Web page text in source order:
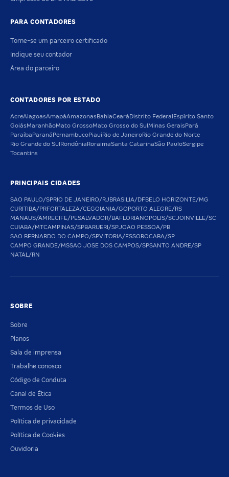
PARA CONTADORES
Torne-se um parceiro certificado
Indique seu contador
Área do parceiro
CONTADORES POR ESTADO
AcreAlagoasAmapáAmazonas BahiaCeará Distrito Federal Espírito Santo
GoiásMaranhãoMato GrossoMato Grosso do Sul Minas Gerais Pará
Paraíba Paraná PernambucoPiauíRio de JaneiroRio Grande do Norte
Rio Grande do Sul Rondônia RoraimaSanta CatarinaSão PauloSergipe
Tocantins
PRINCIPAIS CIDADES
SAO PAULO/SPRIO DE JANEIRO/RJBRASILIA/DFBELO HORIZONTE/MG
CURITIBA/PRFORTALEZA/CEGOIANIA/GOPORTO ALEGRE/RS
MANAUS/AMRECIFE/PESALVADOR/BAFLORIANOPOLIS/SCJOINVILLE/SC
CUIABA/MTCAMPINAS/SPBARUERI/SPJOAO PESSOA/PB
SAO BERNARDO DO CAMPO/SPVITORIA/ESSOROCABA/SP
CAMPO GRANDE/MSSAO JOSE DOS CAMPOS/SPSANTO ANDRE/SP
NATAL/RN
SOBRE
Sobre
Planos
Sala de imprensa
Trabalhe conosco
Código de Conduta
Canal de Ética
Termos de Uso
Política de privacidade
Política de Cookies
Ouvidoria